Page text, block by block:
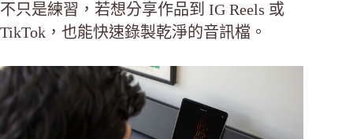
不只是練習，若想分享作品到 IG Reels 或
TikTok，也能快速錄製乾淨的音訊檔。